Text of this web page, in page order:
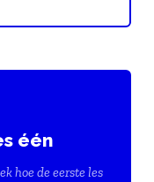
één
hoe de eerste les